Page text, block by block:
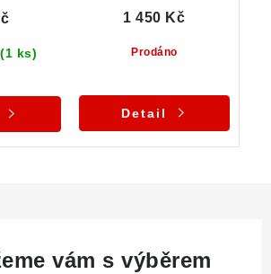
(1 ks) Prodáno
1 450 Kč
Detail
vám s výběrem